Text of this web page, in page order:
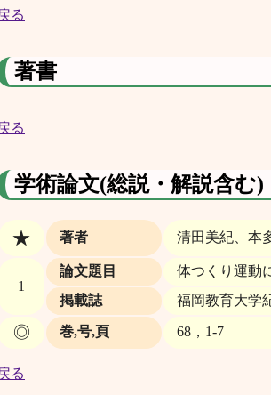
る
著書
る
学術論文(総説・解説含む)
★ 著者 清田美紀、本
1
論文題目
体つくり運動
掲載誌
福岡教育大学
◎ 巻,号,頁 68，1-7
る